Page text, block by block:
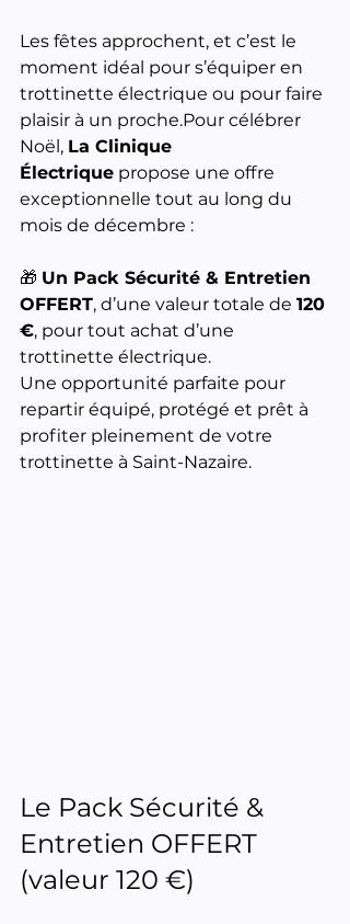
Les fêtes approchent, et c’est le
moment idéal pour s’équiper en
trottinette électrique ou pour faire
plaisir à un proche.Pour célébrer
Noël, La Clinique
Électrique propose une offre
exceptionnelle tout au long du
mois de décembre :
🎁 Un Pack Sécurité & Entretien
OFFERT, d’une valeur totale de 120
€, pour tout achat d’une
trottinette électrique.
Une opportunité parfaite pour
repartir équipé, protégé et prêt à
profiter pleinement de votre
trottinette à Saint-Nazaire.
Le Pack Sécurité &
Entretien OFFERT
(valeur 120 €)